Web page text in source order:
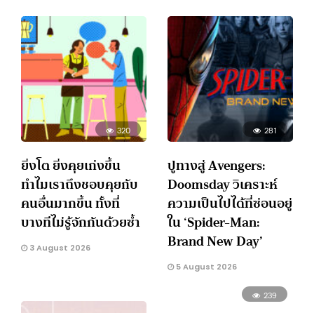
320
ยิ่งโต ยิ่งคุยเก่งขึ้น
ทำไมเราถึงชอบคุยกับ
คนอื่นมากขึ้น ทั้งที่
บางทีไม่รู้จักกันด้วยซ้ำ
3 August 2026
281
ปูทางสู่ Avengers:
Doomsday วิเคราะห์
ความเป็นไปได้ที่ซ่อนอยู่
ใน ‘Spider-Man:
Brand New Day’
5 August 2026
239